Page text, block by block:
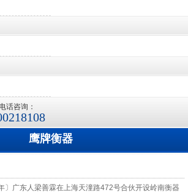
话咨询：
鹰牌衡器
〕广东人梁善霖在上海天潼路472号合伙开设岭南衡器